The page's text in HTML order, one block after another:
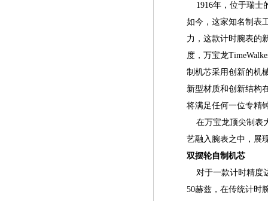
1916年，位于瑞士
如今，这家知名制表
力，这款计时腕表的
度，万宝龙
制机芯采用创新的机
新型材质和创新结构
将满足任何一位专精
在万宝龙顶尖制表
艺融入腕表之中，展
双摆轮自制机芯
对于一款计时精度
50赫兹，在传统计时